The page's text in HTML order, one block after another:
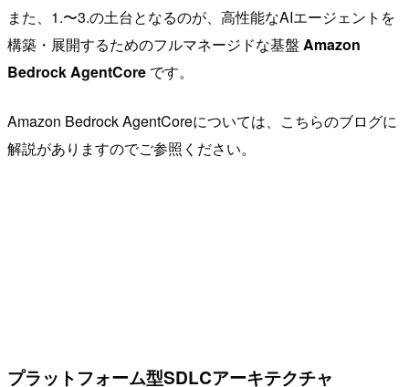
また、1.〜3.の土台となるのが、高性能なAIエージェントを
構築・展開するためのフルマネージドな基盤 Amazon
Bedrock AgentCore です。
Amazon Bedrock AgentCoreについては、こちらのブログに
解説がありますのでご参照ください。
プラットフォーム型SDLCアーキテクチャ